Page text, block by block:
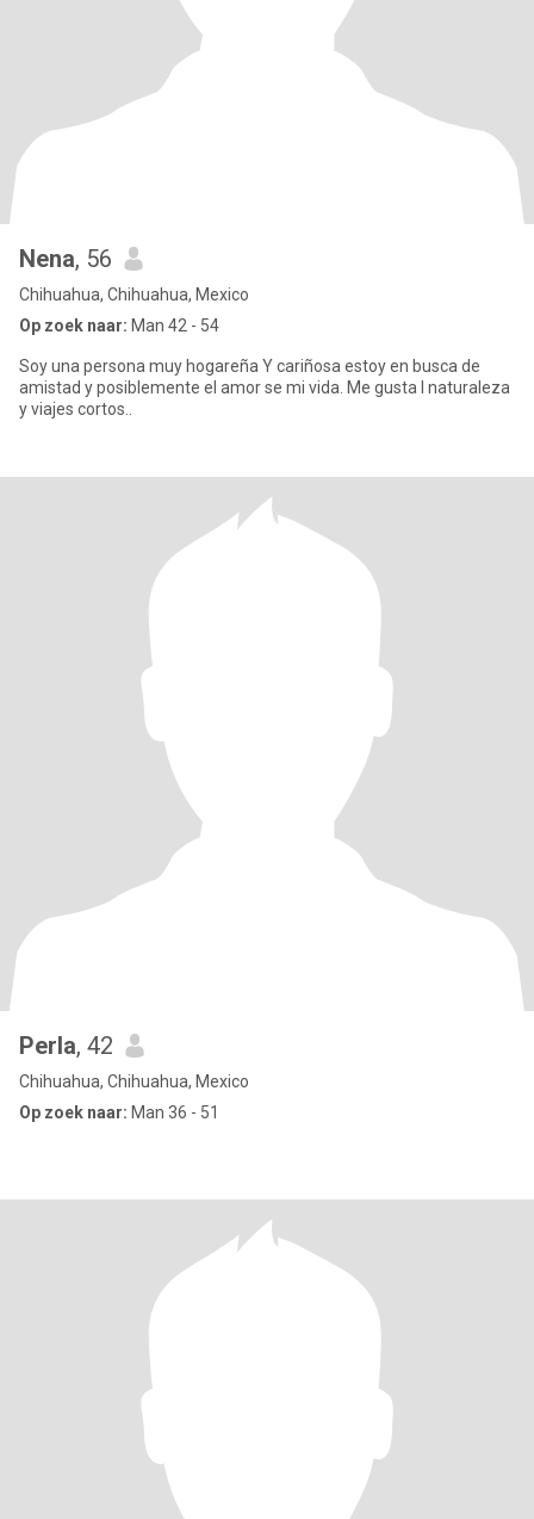
Nena, 56
Chihuahua, Chihuahua, Mexico
Op zoek naar: Man 42 - 54
Soy una persona muy hogareña Y cariñosa estoy en busca de
amistad y posiblemente el amor se mi vida. Me gusta l naturaleza
y viajes cortos..
Perla, 42
Chihuahua, Chihuahua, Mexico
Op zoek naar: Man 36 - 51